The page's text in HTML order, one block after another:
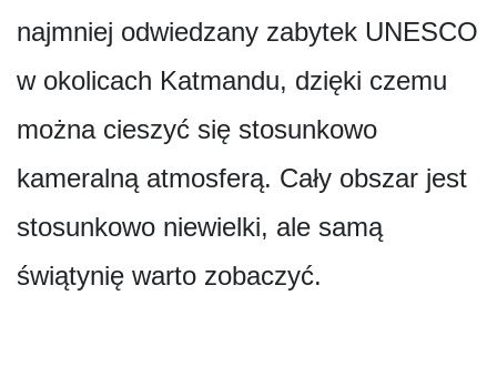
najmniej odwiedzany zabytek UNESCO
w okolicach Katmandu, dzięki czemu
można cieszyć się stosunkowo
kameralną atmosferą. Cały obszar jest
stosunkowo niewielki, ale samą
świątynię warto zobaczyć.